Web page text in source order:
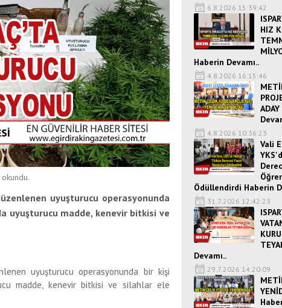
uyuşturucu operasyonunda
uyuşturucu madde, kenevir bitkisi ve
uyuşturucu operasyonunda bir kişi
madde, kenevir bitkisi ve silahlar ele
6.8.2026 15:39:42
HIZ
Haberin Devamı..
4.8.2026 16:15:46
4.8.2026 10:36:23
Vali
Ödüllendirdi Haberin
31.7.2026 12:42:23
Devamı..
29.7.2026 14:20:09